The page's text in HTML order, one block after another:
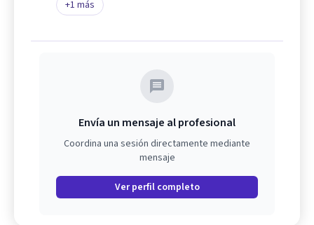
+1 más
Envía un mensaje al profesional
Coordina una sesión directamente mediante
mensaje
Ver perfil completo